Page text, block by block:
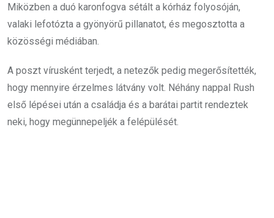
Miközben a duó karonfogva sétált a kórház folyosóján,
valaki lefotózta a gyönyörű pillanatot, és megosztotta a
közösségi médiában.
A poszt vírusként terjedt, a netezők pedig megerősítették,
hogy mennyire érzelmes látvány volt. Néhány nappal Rush
első lépései után a családja és a barátai partit rendeztek
neki, hogy megünnepeljék a felépülését.